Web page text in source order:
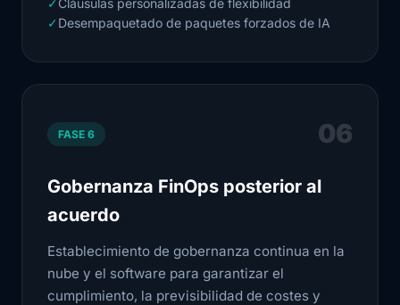
✓ Cláusulas personalizadas de flexibilidad
✓ Desempaquetado de paquetes forzados de IA
FASE 6 06
Gobernanza FinOps posterior al
acuerdo
Establecimiento de gobernanza continua en la
nube y el software para garantizar el
cumplimiento, la previsibilidad de costes y